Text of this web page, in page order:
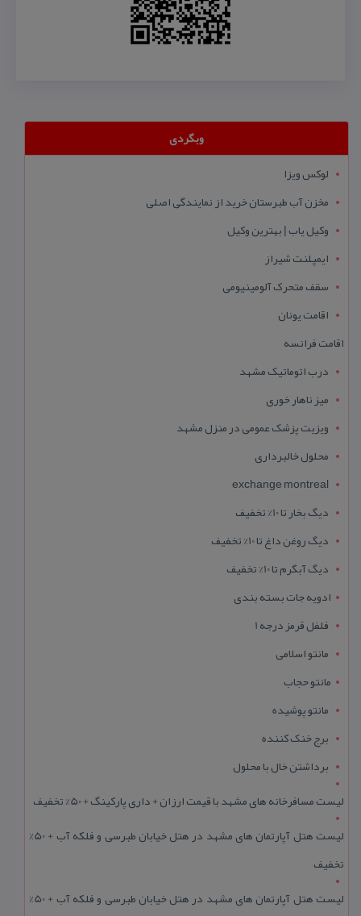
وبگردی
لوکس ویزا
مخزن آب طبرستان خرید از نمایندگی اصلی
وکیل یاب | بهترین وکیل
ایمپلنت شیراز
سقف متحرک آلومینیومی
اقامت یونان
اقامت فرانسه
درب اتوماتیک مشهد
میز ناهار خوری
ویزیت پزشک عمومی در منزل مشهد
محلول خالبرداری
exchange montreal
دیگ بخار تا 10% تخفیف
دیگ روغن داغ تا 10% تخفیف
دیگ آبگرم تا 10% تخفیف
ادویه جات بسته بندی
فلفل قرمز درجه 1
مانتو اسلامی
مانتو حجاب
مانتو پوشیده
برج خنک کننده
برداشتن خال با محلول
لیست مسافرخانه های مشهد با قیمت ارزان + داری پارکینگ + 50% تخفیف
لیست هتل آپارتمان های مشهد در هتل خیابان طبرسی و فلکه آب + 50%
تخفیف
لیست هتل آپارتمان های مشهد در هتل خیابان طبرسی و فلکه آب + 50%